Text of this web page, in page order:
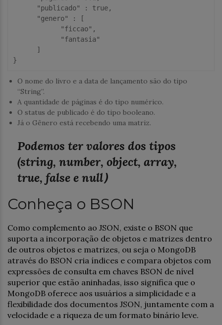
      "publicado" : true,
      "genero" : [
            "ficcao",
            "fantasia"
      ]
}
O nome do livro e a data de lançamento são do tipo
“String”.
A quantidade de páginas é do tipo numérico.
O status de publicado é do tipo booleano.
Já o Gênero está recebendo uma matriz.
Podemos ter valores dos tipos
(string, number, object, array,
true, false e null)
Conheça o BSON
Como complemento ao JSON, existe o BSON que
suporta a incorporação de objetos e matrizes dentro
de outros objetos e matrizes, ou seja o MongoDB
através do BSON cria índices e compara objetos com
expressões de consulta em chaves BSON de nível
superior que estão aninhadas, isso significa que o
MongoDB oferece aos usuários a simplicidade e a
flexibilidade dos documentos JSON, juntamente com a
velocidade e a riqueza de um formato binário leve.